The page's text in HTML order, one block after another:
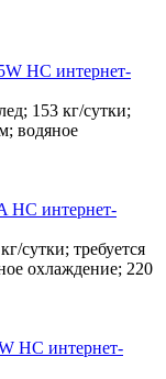
153 кг/сутки;
водяное
сутки; требуется
охлаждение; 220